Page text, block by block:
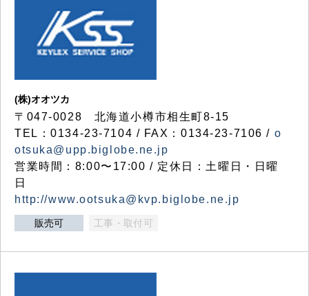
(株)オオツカ
〒047-0028 北海道小樽市相生町8-15
TEL：0134-23-7104 / FAX：0134-23-7106 / o
otsuka@upp.biglobe.ne.jp
営業時間：8:00〜17:00 / 定休日：土曜日・日曜
日
http://www.ootsuka@kvp.biglobe.ne.jp
販売可 工事・取付可